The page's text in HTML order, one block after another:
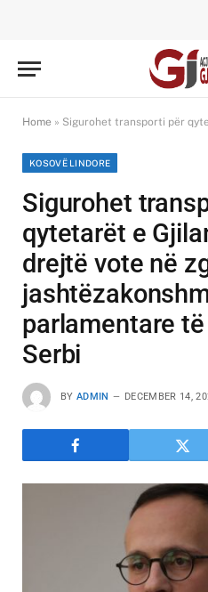
Home » Sigurohet transporti për qytetarët e Gjilanit që kanë të drejtë
KOSOVË LINDORE
Sigurohet
qytetarët e
drejtë vote në
parlamentare
Serbi
BY ADMIN DECEMBER 14,